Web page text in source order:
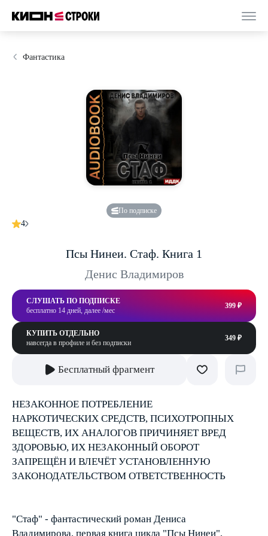
Фантастика
По подписке
4
Псы Нинеи. Стаф. Книга 1
Денис Владимиров
СЛУШАТЬ ПО ПОДПИСКЕ
бесплатно 14 дней, далее /мес
399 ₽
КУПИТЬ ОТДЕЛЬНО
навсегда в профиле и без подписки
349 ₽
Бесплатный фрагмент
НЕЗАКОННОЕ ПОТРЕБЛЕНИЕ
НАРКОТИЧЕСКИХ СРЕДСТВ, ПСИХОТРОПНЫХ
ВЕЩЕСТВ, ИХ АНАЛОГОВ ПРИЧИНЯЕТ ВРЕД
ЗДОРОВЬЮ, ИХ НЕЗАКОННЫЙ ОБОРОТ
ЗАПРЕЩЁН И ВЛЕЧЁТ УСТАНОВЛЕННУЮ
ЗАКОНОДАТЕЛЬСТВОМ ОТВЕТСТВЕННОСТЬ
"Стаф" - фантастический роман Дениса
Владимирова, первая книга цикла "Псы Нинеи",